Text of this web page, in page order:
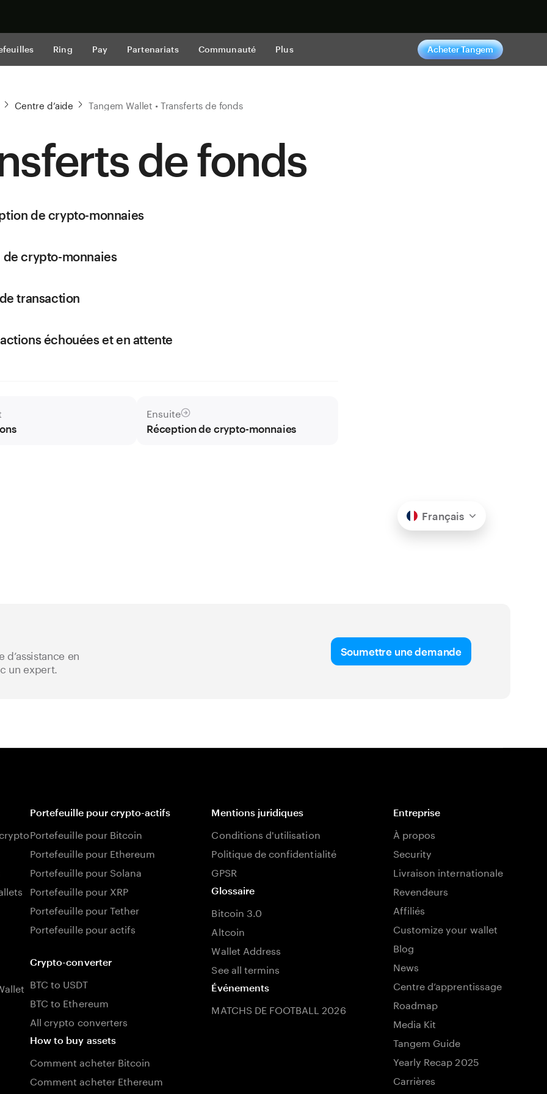
Ring Pay Partenariats Communauté Plus Acheter Tangem
Centre d’aide Tangem Wallet • Transferts de fonds
de fonds
de crypto-monnaies
de crypto-monnaies
transaction
échouées et en attente
Ensuite
Réception de crypto-monnaies
Français
en
un expert.
Soumettre une demande
Portefeuille pour crypto-actifs
Portefeuille pour Bitcoin
Portefeuille pour Ethereum
Portefeuille pour Solana
Portefeuille pour XRP
Portefeuille pour Tether
Portefeuille pour actifs
Crypto-converter
BTC to USDT
BTC to Ethereum
All crypto converters
How to buy assets
Comment acheter Bitcoin
Comment acheter Ethereum
Mentions juridiques
Conditions d'utilisation
Politique de confidentialité
GPSR
Glossaire
Bitcoin 3.0
Altcoin
Wallet Address
See all termins
Événements
MATCHS DE FOOTBALL 2026
Entreprise
À propos
Security
Livraison internationale
Revendeurs
Affiliés
Customize your wallet
Blog
News
Centre d’apprentissage
Roadmap
Media Kit
Tangem Guide
Yearly Recap 2025
Carrières